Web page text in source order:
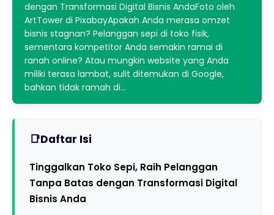
dengan Transformasi Digital Bisnis AndaFoto oleh
ArtTower di PixabayApakah Anda merasa omzet
bisnis stagnan? Pelanggan sepi di toko fisik,
sementara kompetitor Anda semakin ramai di
ranah online? Atau mungkin website yang Anda
miliki terasa lambat, sulit ditemukan di Google,
bahkan tidak ramah di…
Daftar Isi
Tinggalkan Toko Sepi, Raih Pelanggan
Tanpa Batas dengan Transformasi Digital
Bisnis Anda